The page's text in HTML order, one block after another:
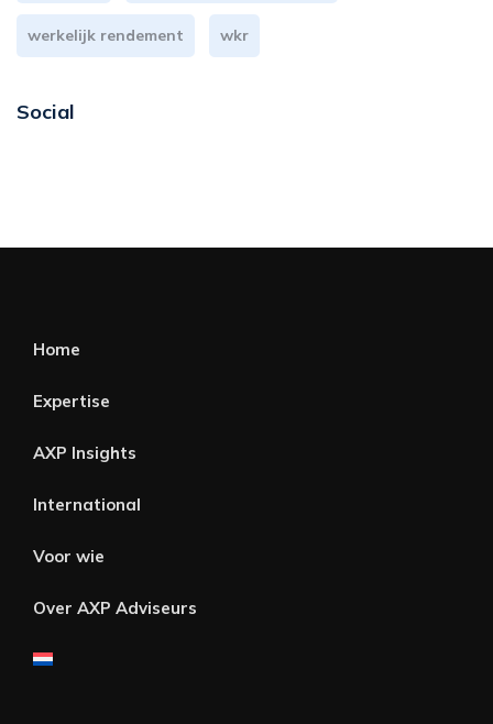
werkelijk rendement wkr
Social
Home
Expertise
AXP Insights
International
Voor wie
Over AXP Adviseurs